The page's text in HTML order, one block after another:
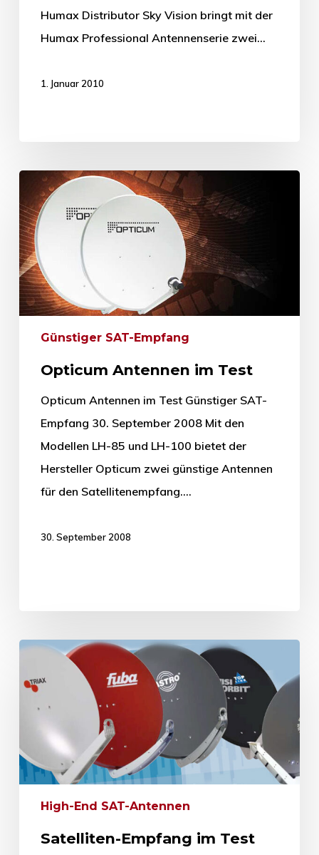
Humax Distributor Sky Vision bringt mit der
Humax Professional Antennenserie zwei…
1. Januar 2010
Günstiger SAT-Empfang
Opticum Antennen im Test
Opticum Antennen im Test Günstiger SAT-
Empfang 30. September 2008 Mit den
Modellen LH-85 und LH-100 bietet der
Hersteller Opticum zwei günstige Antennen
für den Satellitenempfang.…
30. September 2008
High-End SAT-Antennen
Satelliten-Empfang im Test